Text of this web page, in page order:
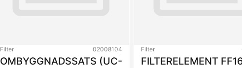
Filter 02008104
OMBYGGNADSSATS (UC-
Filter
FILTERELEMENT